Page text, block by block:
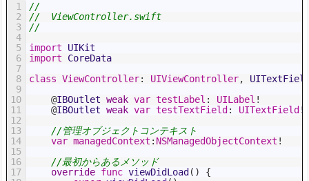
1
2
3
4
5
6
7
8
9
10
11
12
13
14
15
16
17
//
//  ViewController.swift
//
import
UIKit
import
CoreData
class ViewController: UIViewController,
@IBOutlet weak var testLabel : UILabel !
@IBOutlet weak var testTextField : UITextField !
//管理オブジェクトコンテキスト
var managedContext : NSManagedObjectContext !
//最初からあるメソッド
override func viewDidLoad ( )
{